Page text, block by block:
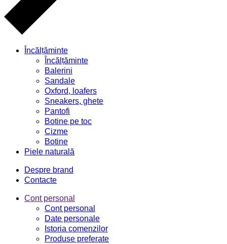
Încălțăminte
Încălțăminte
Balerini
Sandale
Oxford, loafers
Sneakers, ghete
Pantofi
Botine pe toc
Cizme
Botine
Piele naturală
Despre brand
Contacte
Cont personal
Cont personal
Date personale
Istoria comenzilor
Produse preferate